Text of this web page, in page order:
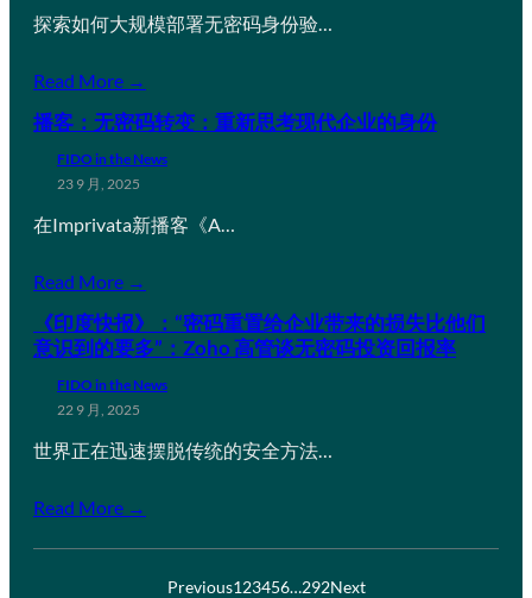
探索如何大规模部署无密码身份验…
Read More →
播客：无密码转变：重新思考现代企业的身份
FIDO in the News
23 9 月, 2025
在Imprivata新播客《A…
Read More →
《印度快报》：“密码重置给企业带来的损失比他们
意识到的要多”：Zoho 高管谈无密码投资回报率
FIDO in the News
22 9 月, 2025
世界正在迅速摆脱传统的安全方法…
Read More →
Previous123456…292Next